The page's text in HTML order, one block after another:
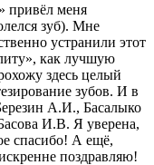
привёл меня
зуб). Мне
устранили этот
как лучшую
здесь целый
зубов. И в
А.И., Басалыко
И.В. Я уверена,
спасибо! А ещё,
поздравляю!